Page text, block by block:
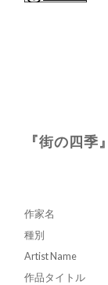
『街の四季
作家名
種別
Artist Name
作品タイトル